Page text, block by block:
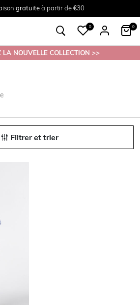
gratuiteà partir de €30
Tailles du38 au 54
gratuit en magasin
0 0
LA NOUVELLE COLLECTION >>
Filtrer et trier